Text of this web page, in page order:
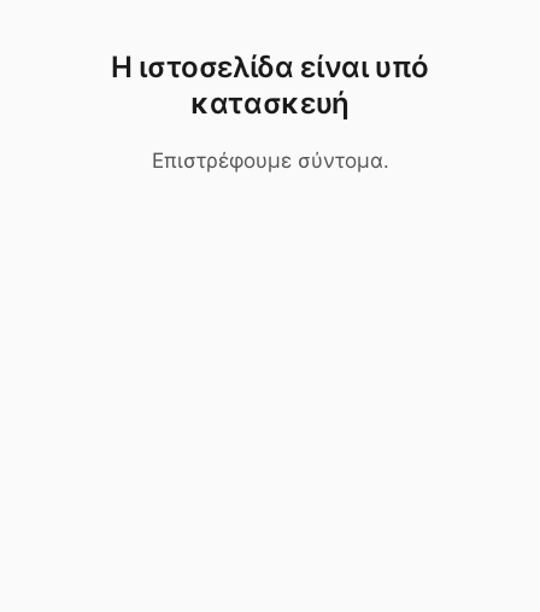
Η ιστοσελίδα είναι υπό
κατασκευή
Επιστρέφουμε σύντομα.